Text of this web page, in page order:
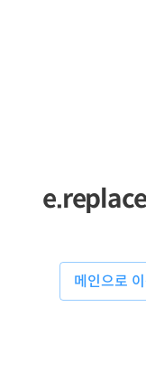
메인으로